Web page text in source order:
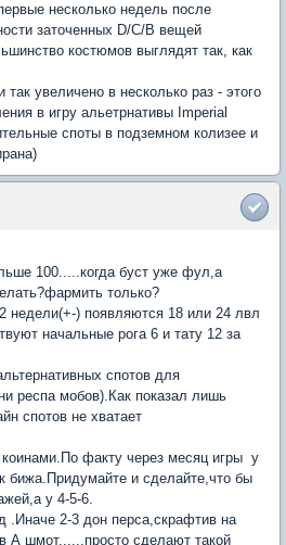
несколько недель после
заточенных D/C/B вещей
костюмов выглядят так, как
увеличено в несколько раз - этого
в игру альетрнативы Imperial
споты в подземном колизее и
100.....когда буст уже фул,а
только?
недели(+-) появляются 18 или 24 лвл
начальные рога 6 и тату 12 за
спотов для
респа мобов).Как показал лишь
спотов не хватает
факту через месяц игры у
бижа.Придумайте и сделайте,что бы
у 4-5-6.
.Иначе 2-3 дон перса,скрафтив на
А шмот......просто сделают такой